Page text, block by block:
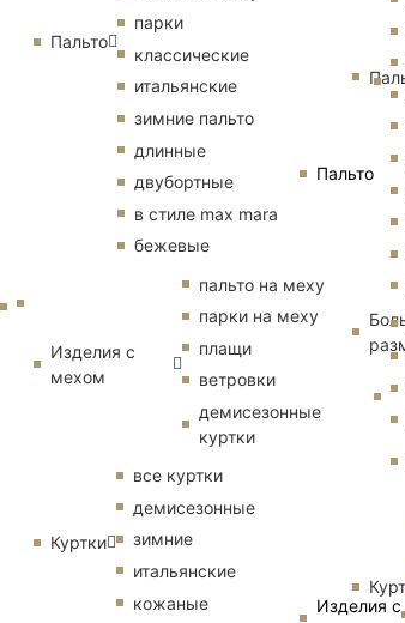
Пальто
Изделия с
Пальто
парки
классические
итальянские
зимние пальто
длинные
двубортные
в стиле max mara
бежевые
Изделия с
мехом
пальто на меху
парки на меху
плащи
ветровки
демисезонные
куртки
Куртки
все куртки
демисезонные
зимние
итальянские
кожаные